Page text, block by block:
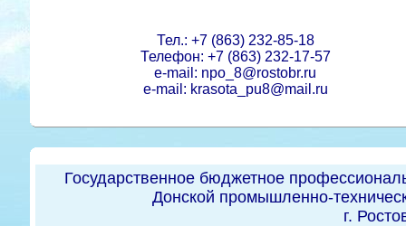
Тел.: +7 (863) 232-85-18
Телефон: +7 (863) 232-17-57
e-mail: npo_8@rostobr.ru
e-mail: krasota_pu8@mail.ru
Государственное бюджетное
Донской промышленно-
г.